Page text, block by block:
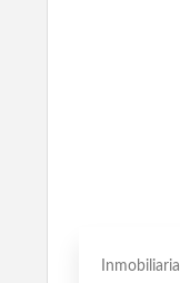
Inmobiliaria